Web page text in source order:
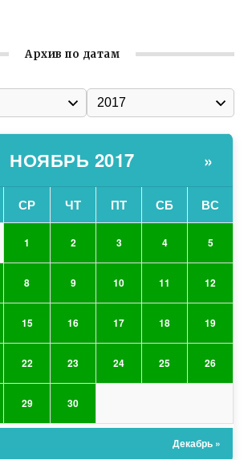
Архив по датам
НОЯБРЬ 2017 »
СР ЧТ ПТ СБ ВС
1 2 3 4 5
8 9 10 11 12
15 16 17 18 19
22 23 24 25 26
29 30
Декабрь »